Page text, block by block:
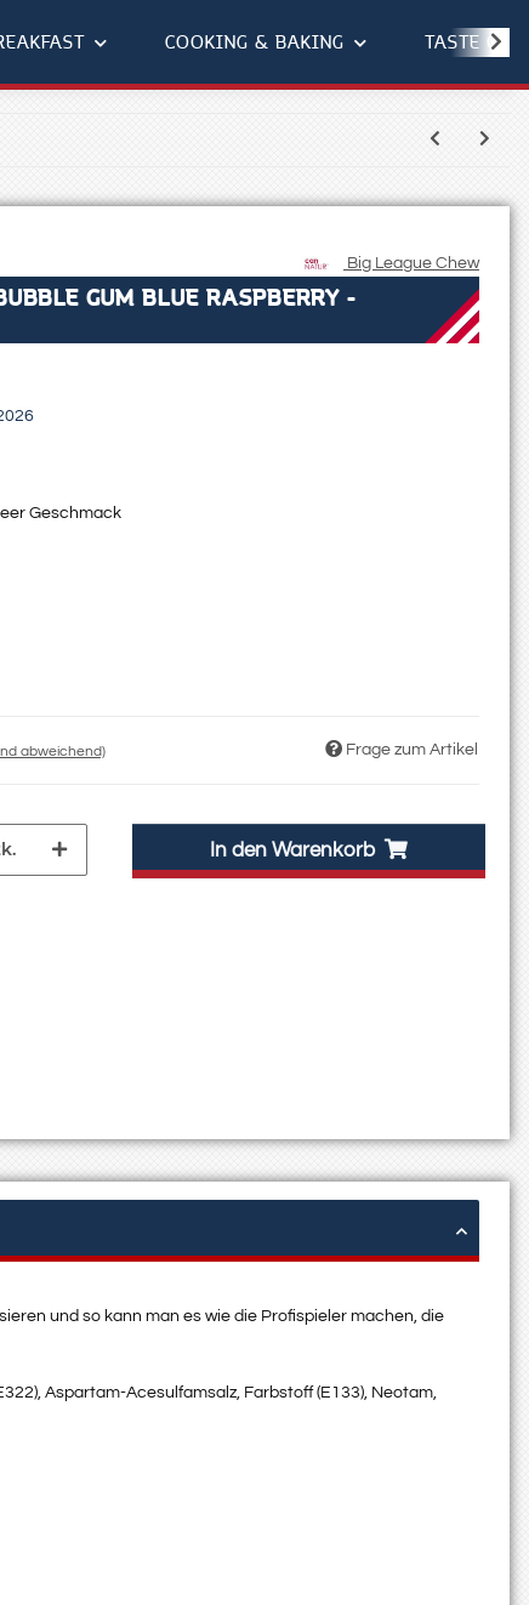
COOKING & BAKING TASTE OF
Big League Chew
GUM BLUE RASPBERRY -
Geschmack
abweichend) Frage zum Artikel
In den Warenkorb
und so kann man es wie die Profispieler machen, die
Aspartam-Acesulfamsalz, Farbstoff (E133), Neotam,